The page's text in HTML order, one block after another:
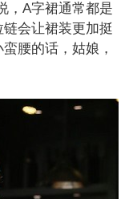
A字裙通常都是
链会让裙装更加挺
腰的话，姑娘，